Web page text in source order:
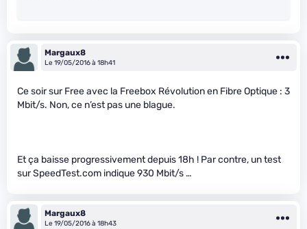
Margaux8
Le 19/05/2016 à 18h41
Ce soir sur Free avec la Freebox Révolution en Fibre Optique : 3
Mbit/s. Non, ce n’est pas une blague.
Et ça baisse progressivement depuis 18h ! Par contre, un test
sur SpeedTest.com indique 930 Mbit/s …
Margaux8
Le 19/05/2016 à 18h43